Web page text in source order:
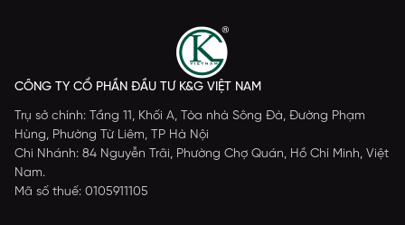
CÔNG TY CỔ PHẦN ĐẦU TƯ K&G VIỆT NAM
Trụ sở chính: Tầng 11, Khối A, Tòa nhà Sông Đà, Đường Phạm
Hùng, Phường Từ Liêm, TP Hà Nội
Chi Nhánh: 84 Nguyễn Trãi, Phường Chợ Quán, Hồ Chí Minh, Việt
Nam.
Mã số thuế: 0105911105